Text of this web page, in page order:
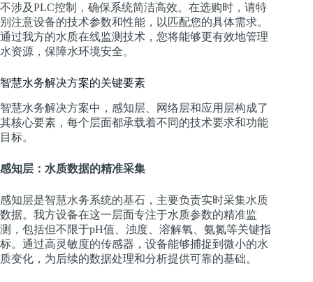
不涉及PLC控制，确保系统简洁高效。在选购时，请特
别注意设备的技术参数和性能，以匹配您的具体需求。
通过我方的水质在线监测技术，您将能够更有效地管理
水资源，保障水环境安全。
智慧水务解决方案的关键要素
智慧水务解决方案中，感知层、网络层和应用层构成了
其核心要素，每个层面都承载着不同的技术要求和功能
目标。
感知层：水质数据的精准采集
感知层是智慧水务系统的基石，主要负责实时采集水质
数据。我方设备在这一层面专注于水质参数的精准监
测，包括但不限于pH值、浊度、溶解氧、氨氮等关键指
标。通过高灵敏度的传感器，设备能够捕捉到微小的水
质变化，为后续的数据处理和分析提供可靠的基础。